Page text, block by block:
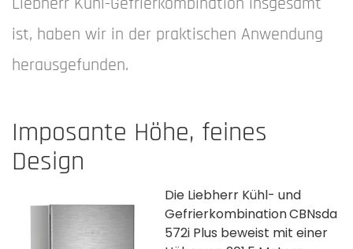
ist, haben wir in der praktischen Anwendung
herausgefunden.
Imposante Höhe, feines
Design
Die Liebherr Kühl- und
GefrierkombinationCBNsda
572i Plus beweist mit einer